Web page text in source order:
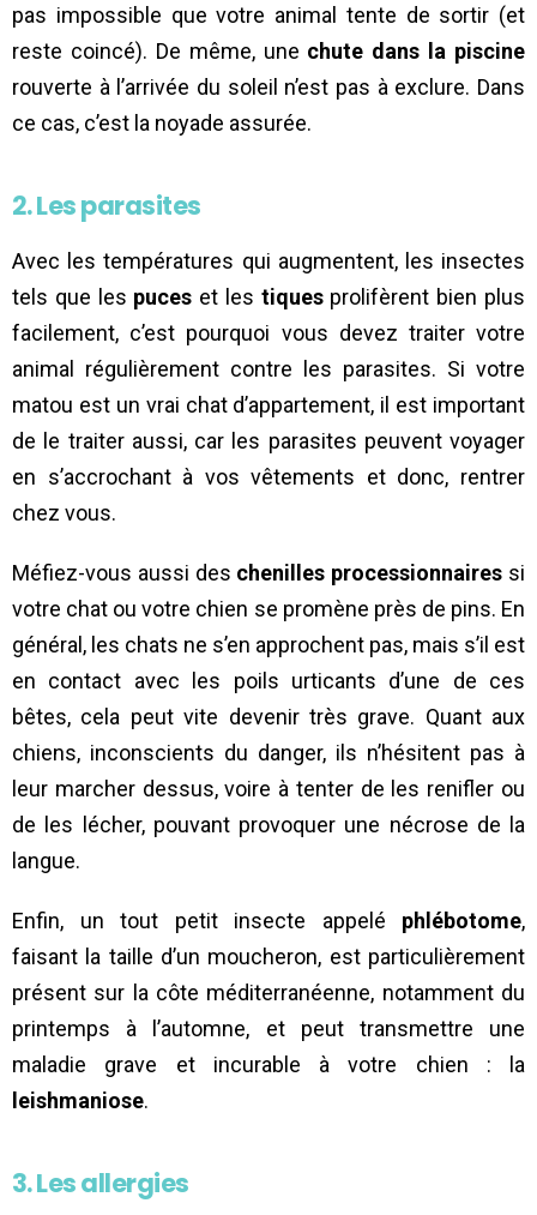
pas impossible que votre animal tente de sortir (et
reste coincé). De même, une chute dans la piscine
rouverte à l’arrivée du soleil n’est pas à exclure. Dans
ce cas, c’est la noyade assurée.
2. Les parasites
Avec les températures qui augmentent, les insectes
tels que les puces et les tiquesprolifèrent bien plus
facilement, c’est pourquoi vous devez traiter votre
animal régulièrement contre les parasites. Si votre
matou est un vrai chat d’appartement, il est important
de le traiter aussi, car les parasites peuvent voyager
en s’accrochant à vos vêtements et donc, rentrer
chez vous.
Méfiez-vous aussi des chenilles processionnaires si
votre chat ou votre chien se promène près de pins. En
général, les chats ne s’en approchent pas, mais s’il est
en contact avec les poils urticants d’une de ces
bêtes, cela peut vite devenir très grave. Quant aux
chiens, inconscients du danger, ils n’hésitent pas à
leur marcher dessus, voire à tenter de les renifler ou
de les lécher, pouvant provoquer une nécrose de la
langue.
Enfin, un tout petit insecte appelé phlébotome,
faisant la taille d’un moucheron, est particulièrement
présent sur la côte méditerranéenne, notamment du
printemps à l’automne, et peut transmettre une
maladie grave et incurable à votre chien : la
leishmaniose.
3. Les allergies